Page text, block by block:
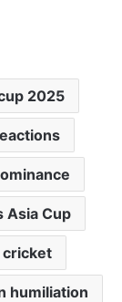
2025
Asia Cup
cricket
humiliation